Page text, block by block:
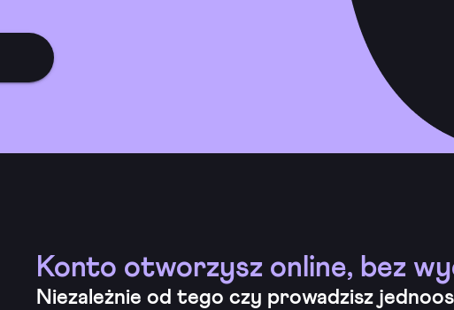
Konto otworzysz online, bez
Niezależnie od tego czy prowadzisz